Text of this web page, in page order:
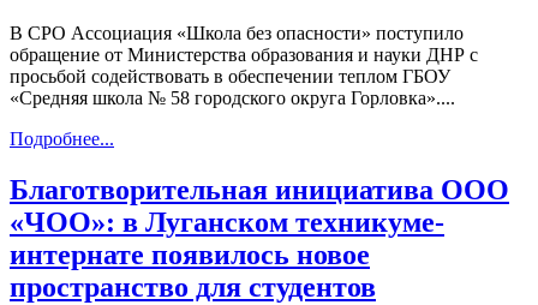
В СРО Ассоциация «Школа без опасности» поступило
обращение от Министерства образования и науки ДНР с
просьбой содействовать в обеспечении теплом ГБОУ
«Средняя школа № 58 городского округа Горловка»....
Подробнее...
Благотворительная инициатива ООО
«ЧОО»: в Луганском техникуме-
интернате появилось новое
пространство для студентов